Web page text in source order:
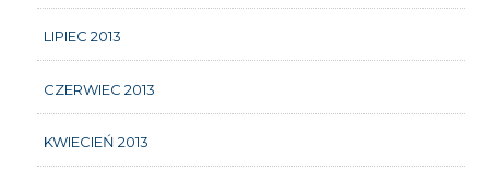
LIPIEC 2013
CZERWIEC 2013
KWIECIEŃ 2013